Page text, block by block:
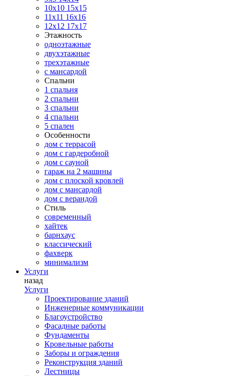
10х10 15х15
11x11 16х16
12х12 17х17
Этажность
одноэтажные
двухэтажные
трехэтажные
с мансардой
Спальни
1 спальня
2 спальни
3 спальни
4 спальни
5 спален
Особенности
дом с террасой
дом с гардеробной
дом с сауной
гараж на 2 машины
дом с плоской кровлей
дом с мансардой
дом с верандой
Стиль
современный
хайтек
барнхаус
классический
фахверк
минимализм
Услуги
назад
Услуги
Проектирование зданий
Инженерные коммуникации
Благоустройство
Фасадные работы
Фундаменты
Кровельные работы
Заборы и ограждения
Реконструкция зданий
Лестницы